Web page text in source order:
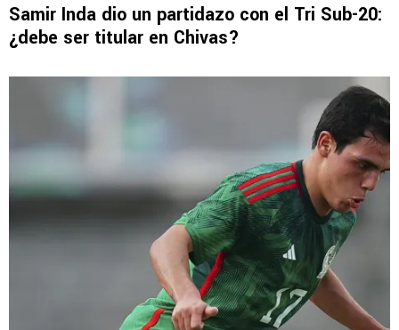
Samir Inda dio un partidazo con el Tri Sub-20:
¿debe ser titular en Chivas?